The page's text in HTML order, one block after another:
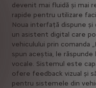
devenit mai fluidă și mai
rapide pentru utilizare
Noua interfață dispune
un asistent digital care
vehiculului prin comanda
spun aceștia, le
vocale. Sistemul este
ofere feedback vizual și
pentru sistemele din